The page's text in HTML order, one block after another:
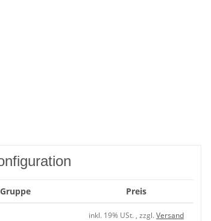
Preis
inkl. 19% USt. , zzgl.Versand